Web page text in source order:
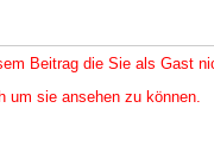
Beitrag die Sie als Gast
um sie ansehen zu können.